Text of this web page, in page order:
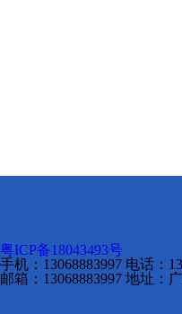
粤ICP备18043493号
手机：13068883997 电话：
邮箱：13068883997 地址：